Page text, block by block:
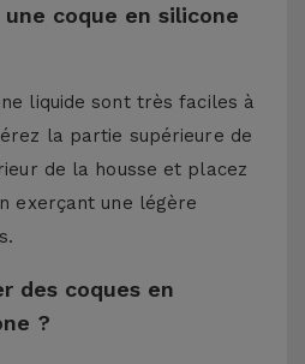
coque en silicone
liquide sont très faciles à
la partie supérieure de
de la housse et placez
exerçant une légère
des coques en
?